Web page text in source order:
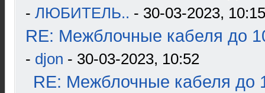
- ЛЮБИТЕЛЬ.. - 30-03-2023, 10:15
RE: Межблочные кабеля до
- djon - 30-03-2023, 10:52
RE: Межблочные кабеля до